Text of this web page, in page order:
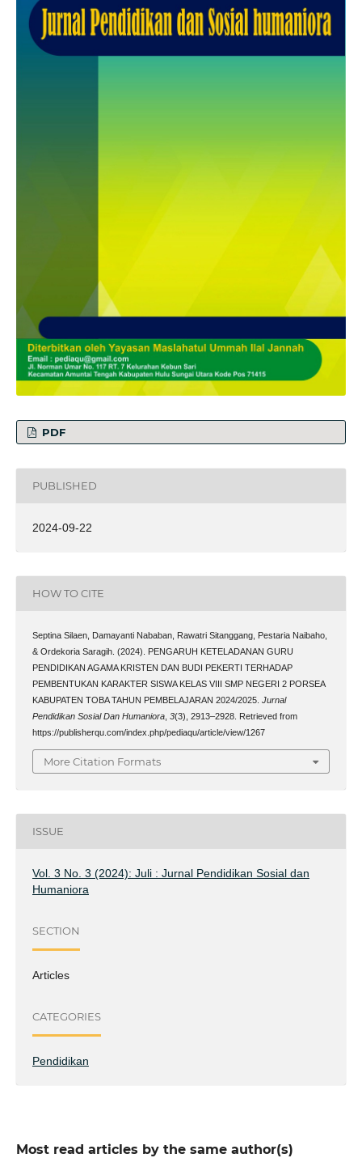
PDF
PUBLISHED
2024-09-22
HOW TO CITE
Septina Silaen, Damayanti Nababan, Rawatri Sitanggang, Pestaria Naibaho,
& Ordekoria Saragih. (2024). PENGARUH KETELADANAN GURU
PENDIDIKAN AGAMA KRISTEN DAN BUDI PEKERTI TERHADAP
PEMBENTUKAN KARAKTER SISWA KELAS VIII SMP NEGERI 2 PORSEA
KABUPATEN TOBA TAHUN PEMBELAJARAN 2024/2025. Jurnal
Pendidikan Sosial Dan Humaniora, 3(3), 2913–2928. Retrieved from
https://publisherqu.com/index.php/pediaqu/article/view/1267
More Citation Formats
ISSUE
Vol. 3 No. 3 (2024): Juli : Jurnal Pendidikan Sosial dan
Humaniora
SECTION
Articles
CATEGORIES
Pendidikan
Most read articles by the same author(s)